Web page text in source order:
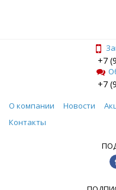
+7
+7
О компании Новости
Контакты